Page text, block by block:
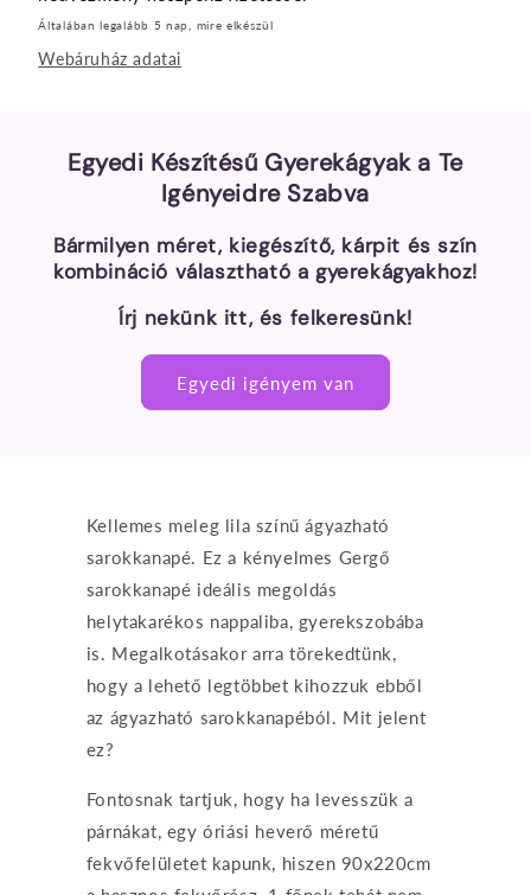
Általában legalább 5 nap, mire elkészül
Webáruház adatai
Egyedi Készítésű Gyerekágyak a Te
Igényeidre Szabva
Bármilyen méret, kiegészítő, kárpit és szín
kombináció választható a gyerekágyakhoz!
Írj nekünk itt, és felkeresünk!
Egyedi igényem van
Kellemes meleg lila színű ágyazható
sarokkanapé. Ez a kényelmes Gergő
sarokkanapé ideális megoldás
helytakarékos nappaliba, gyerekszobába
is. Megalkotásakor arra törekedtünk,
hogy a lehető legtöbbet kihozzuk ebből
az ágyazható sarokkanapéból. Mit jelent
ez?
Fontosnak tartjuk, hogy ha levesszük a
párnákat, egy óriási heverő méretű
fekvőfelületet kapunk, hiszen 90x220cm